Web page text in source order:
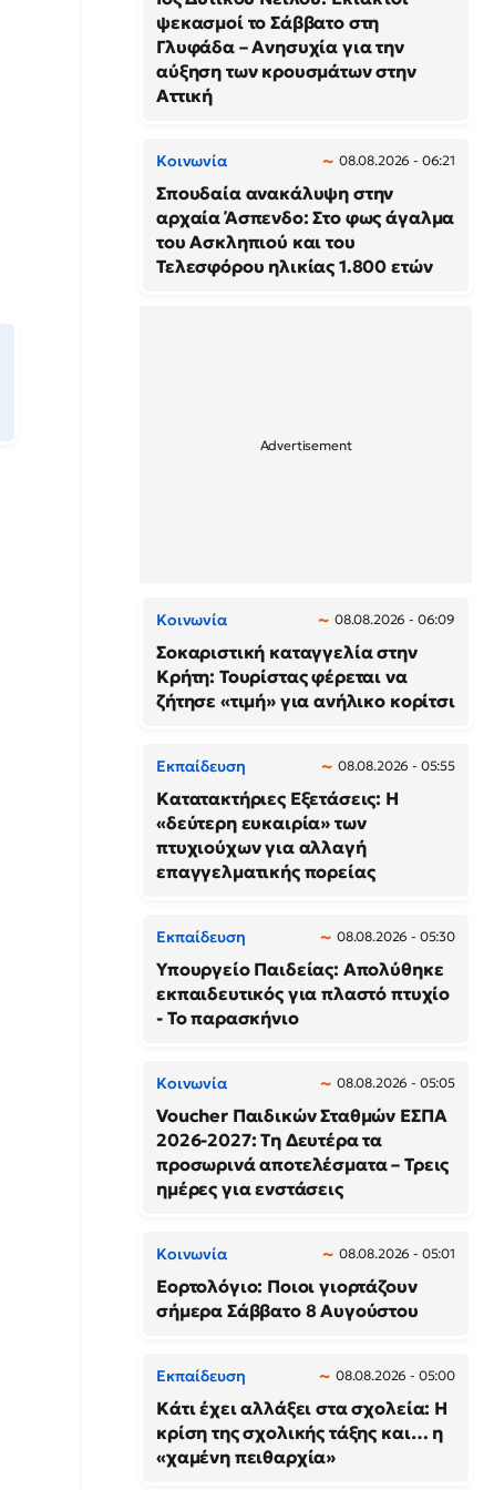
ψεκασμοί το Σάββατο στη
Γλυφάδα – Ανησυχία για την
αύξηση των κρουσμάτων στην
Αττική
Κοινωνία 08.08.2026 - 06:21
Σπουδαία ανακάλυψη στην
αρχαία Άσπενδο: Στο φως άγαλμα
του Ασκληπιού και του
Τελεσφόρου ηλικίας 1.800 ετών
Κοινωνία 08.08.2026 - 06:09
Σοκαριστική καταγγελία στην
Κρήτη: Τουρίστας φέρεται να
ζήτησε «τιμή» για ανήλικο κορίτσι
Εκπαίδευση 08.08.2026 - 05:55
Κατατακτήριες Εξετάσεις: Η
«δεύτερη ευκαιρία» των
πτυχιούχων για αλλαγή
επαγγελματικής πορείας
Εκπαίδευση 08.08.2026 - 05:30
Υπουργείο Παιδείας: Απολύθηκε
εκπαιδευτικός για πλαστό πτυχίο
- Το παρασκήνιο
Κοινωνία 08.08.2026 - 05:05
Voucher Παιδικών Σταθμών ΕΣΠΑ
2026-2027: Τη Δευτέρα τα
προσωρινά αποτελέσματα – Τρεις
ημέρες για ενστάσεις
Κοινωνία 08.08.2026 - 05:01
Εορτολόγιο: Ποιοι γιορτάζουν
σήμερα Σάββατο 8 Αυγούστου
Εκπαίδευση 08.08.2026 - 05:00
Κάτι έχει αλλάξει στα σχολεία: H
κρίση της σχολικής τάξης και… η
«χαμένη πειθαρχία»